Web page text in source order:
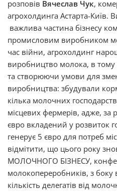
розповів Вячеслав Чук,
агрохолдинга Астарта-Київ.
важлива частина бізнесу
промисловим виробником
час війни, агрохолдинг
виробництво молока, в тому
та створюючи умови для
виробництва: збудували
кілька молочних
місцевих фермерів, адже, за
євро вкладений у розвиток
генерує 5 євро для потреб
відмітити, що цього року
МОЛОЧНОГО БІЗНЕСУ,
молокопереробників, з
кількість делегатів від